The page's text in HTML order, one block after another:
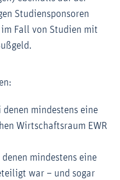
Studiensponsoren
Fall von Studien mit
mindestens eine
Wirtschaftsraum EWR
mindestens eine
war – und sogar